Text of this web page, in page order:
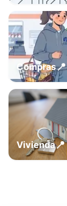
Compras📍
Vivienda📍